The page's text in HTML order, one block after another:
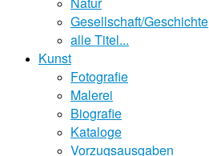
Gesellschaft/Geschichte
alle Titel...
Kunst
Fotografie
Malerei
Biografie
Kataloge
Vorzugsausgaben